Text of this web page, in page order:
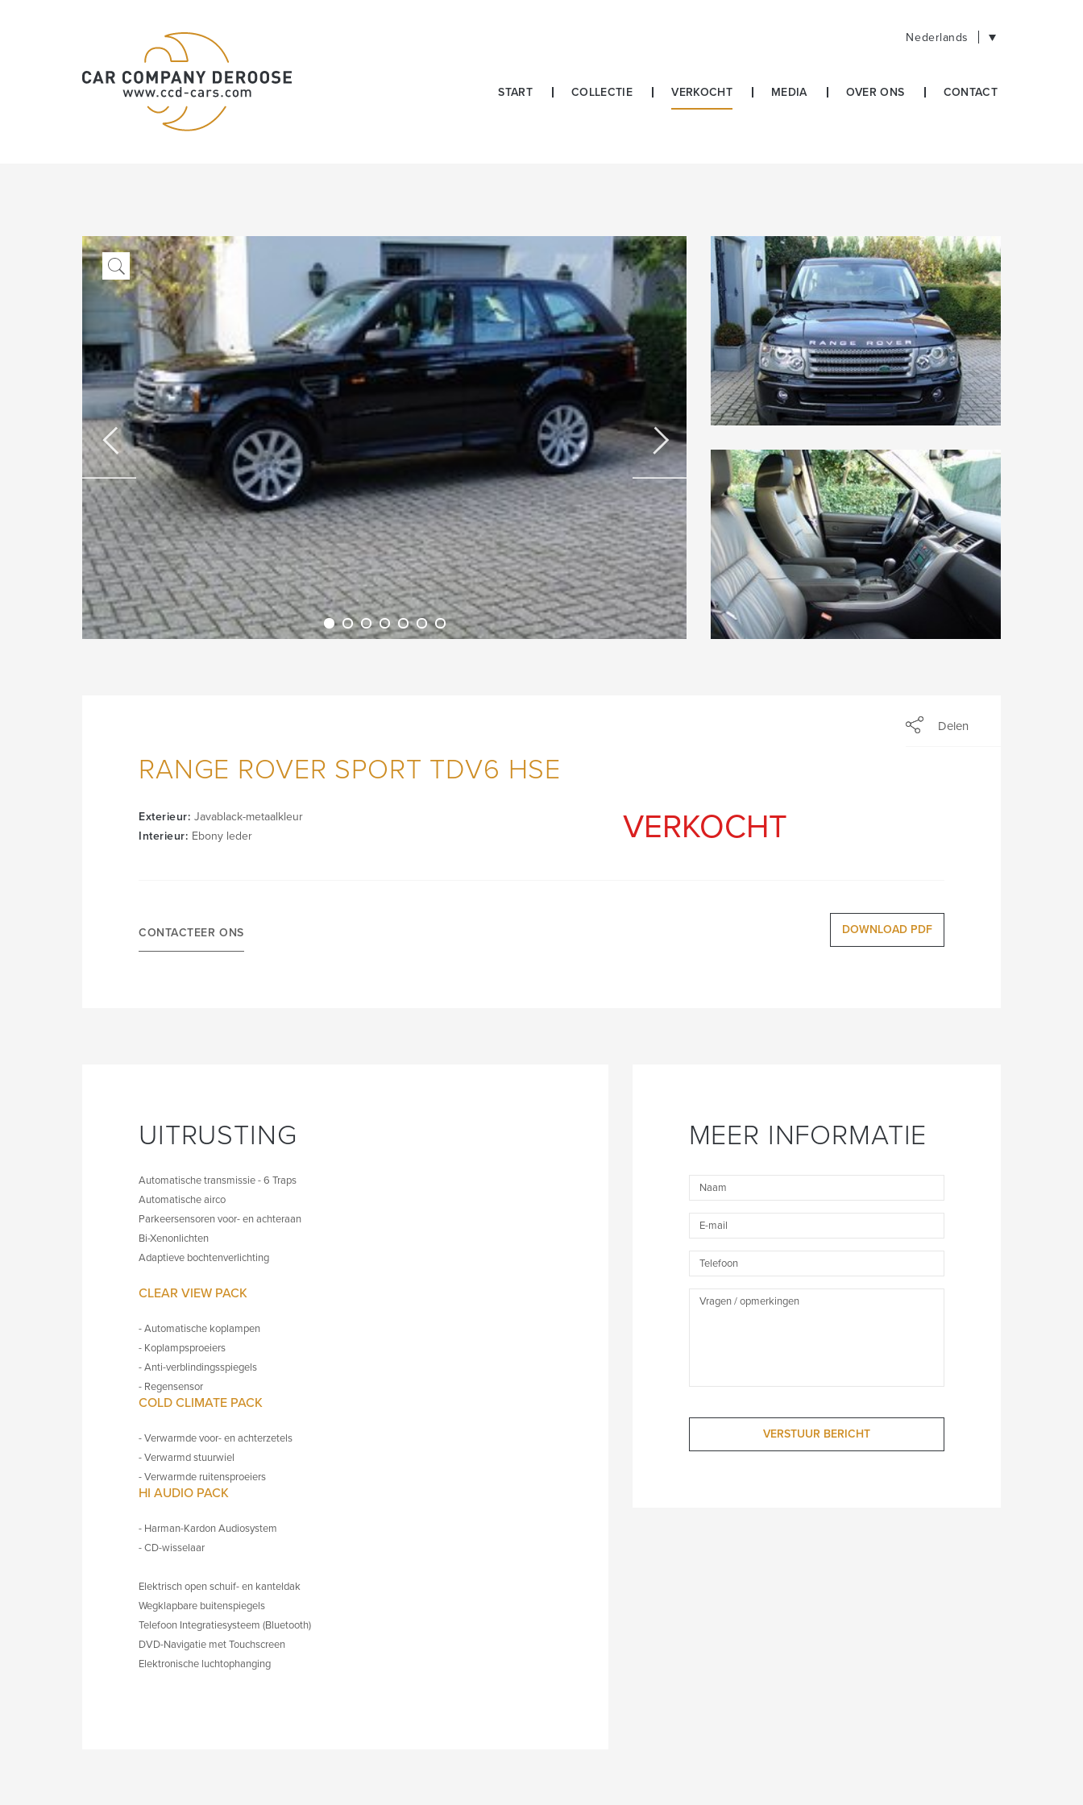
/
Company
Nederlands
START COLLECTIE VERKOCHT MEDIA OVER ONS CONTACT
Delen
RANGE ROVER SPORT TDV6 HSE
Exterieur:Javablack-metaalkleur
Interieur: Ebony leder VERKOCHT
CONTACTEER ONS DOWNLOAD PDF
UITRUSTING
Automatische transmissie - 6 Traps
Automatische airco
Parkeersensoren voor- en achteraan
Bi-Xenonlichten
Adaptieve bochtenverlichting
CLEAR VIEW PACK
- Automatische koplampen
- Koplampsproeiers
- Anti-verblindingsspiegels
- Regensensor
COLD CLIMATE PACK
- Verwarmde voor- en achterzetels
- Verwarmd stuurwiel
- Verwarmde ruitensproeiers
HI AUDIO PACK
- Harman-Kardon Audiosystem
- CD-wisselaar
Elektrisch open schuif- en kanteldak
Wegklapbare buitenspiegels
Telefoon Integratiesysteem (Bluetooth)
DVD-Navigatie met Touchscreen
Elektronische luchtophanging
MEER INFORMATIE
Naam
Telefoon
Vragen/opmerkingen
VERSTUUR BERICHT